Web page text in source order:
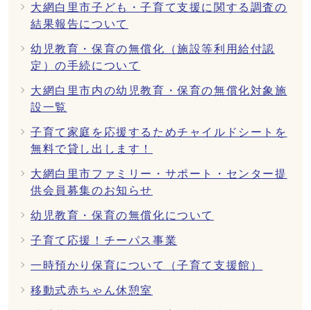
大網白里市子ども・子育て支援に関する調査の
結果報告について
幼児教育・保育の無償化（施設等利用給付認
定）の手続について
大網白里市内の幼児教育・保育の無償化対象施
設一覧
子育て家庭を応援するためチャイルドシートを
無料で貸し出します！
大網白里市ファミリー・サポート・センター提
供会員募集のお知らせ
幼児教育・保育の無償化について
子育て応援！チーパス事業
一時預かり保育について（子育て支援館）
移動式赤ちゃん休憩室